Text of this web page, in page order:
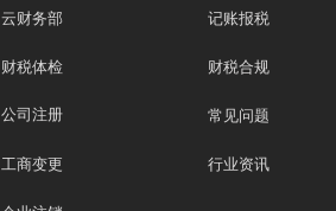
云财务部
财税体检
公司注册
工商变更
记账报税
财税合规
常见问题
行业资讯